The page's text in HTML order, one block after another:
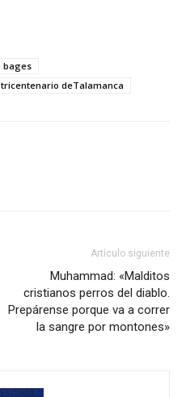
bages
tricentenario deTalamanca
Artículo siguiente
Muhammad: «Malditos
cristianos perros del diablo.
Prepárense porque va a correr
la sangre por montones»